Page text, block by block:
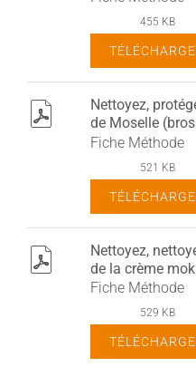
455 KB
pdfNettoyez,
de Moselle
Fiche Méthode
521 KB
pdfNettoyez,
de la crème
Fiche Méthode
529 KB